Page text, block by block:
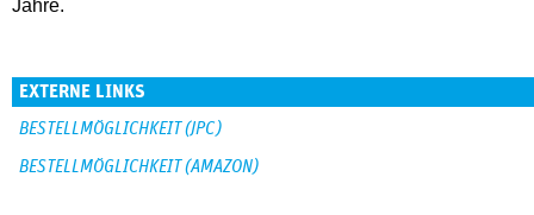
Jahre.
EXTERNE LINKS
BESTELLMÖGLICHKEIT (JPC)
BESTELLMÖGLICHKEIT (AMAZON)